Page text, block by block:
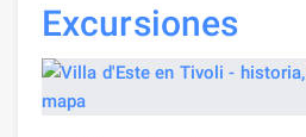
Excursiones